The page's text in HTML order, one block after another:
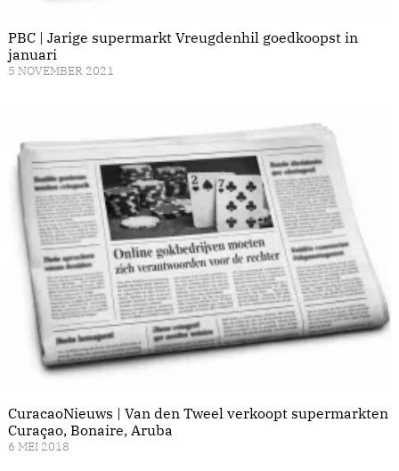
PBC | Jarige supermarkt Vreugdenhil goedkoopst in
januari
5 NOVEMBER 2021
CuracaoNieuws | Van den Tweel verkoopt supermarkten
Curaçao, Bonaire, Aruba
6 MEI 2018